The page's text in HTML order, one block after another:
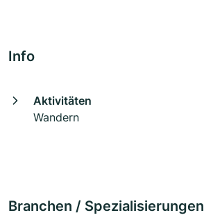
Info
Aktivitäten
Wandern
Branchen / Spezialisierungen